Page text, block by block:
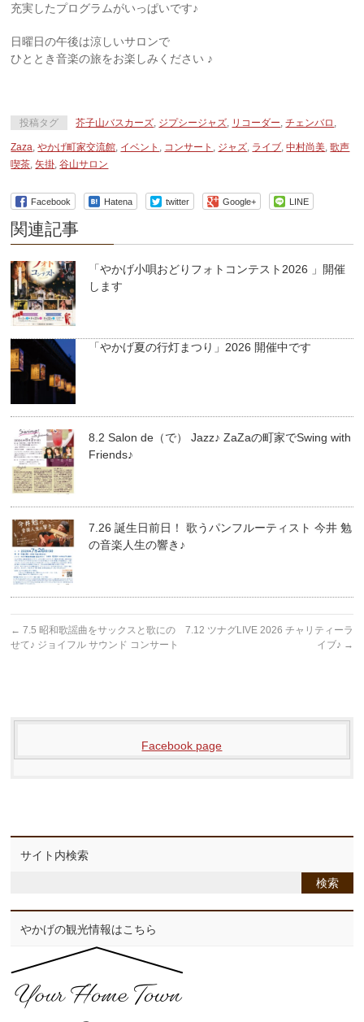
充実したプログラムがいっぱいです♪
日曜日の午後は涼しいサロンで
ひととき音楽の旅をお楽しみください ♪
投稿タグ 芥子山バスカーズ ジプシージャズ リコーダー ,チェンバロ
Zaza ,やかげ町家交流館 イベント コンサート ジャズ ライブ ,中村尚美 ,歌声
喫茶 ,矢掛 ,谷山サロン
Facebook Hatena twitter Google+ LINE
関連記事
「やかげ小唄おどりフォトコンテスト2026 」開催
します
「やかげ夏の行灯まつり」2026 開催中です
8.2 Salon de（で） Jazz♪ ZaZaの町家でSwing with
Friends♪
7.26 誕生日前日！ 歌うパンフルーティスト 今井 勉
の音楽人生の響き♪
← 7.5 昭和歌謡曲をサックスと歌にの
せて♪ ジョイフル サウンド コンサート
7.12 ツナグLIVE 2026 チャリティーラ
イブ♪ →
Facebook page
サイト内検索
やかげの観光情報はこちら